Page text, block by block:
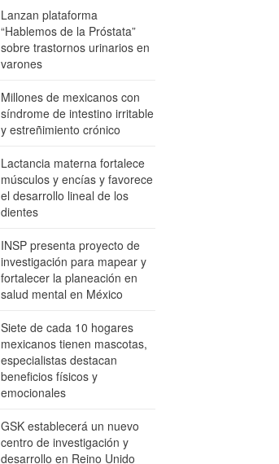
Lanzan plataforma
“Hablemos de la Próstata”
sobre trastornos urinarios en
varones
Millones de mexicanos con
síndrome de intestino irritable
y estreñimiento crónico
Lactancia materna fortalece
músculos y encías y favorece
el desarrollo lineal de los
dientes
INSP presenta proyecto de
investigación para mapear y
fortalecer la planeación en
salud mental en México
Siete de cada 10 hogares
mexicanos tienen mascotas,
especialistas destacan
beneficios físicos y
emocionales
GSK establecerá un nuevo
centro de investigación y
desarrollo en Reino Unido